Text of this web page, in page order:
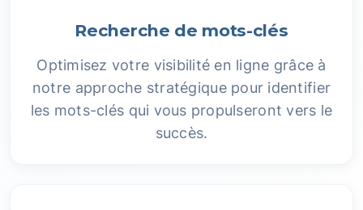
Recherche de mots-clés
Optimisez votre visibilité en ligne grâce à
notre approche stratégique pour identifier
les mots-clés qui vous propulseront vers le
succès.